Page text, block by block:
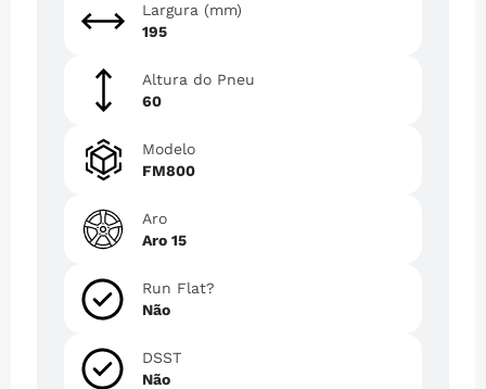
Largura (mm)
195
Altura do Pneu
60
Modelo
FM800
Aro
Aro 15
Run Flat?
Não
DSST
Não